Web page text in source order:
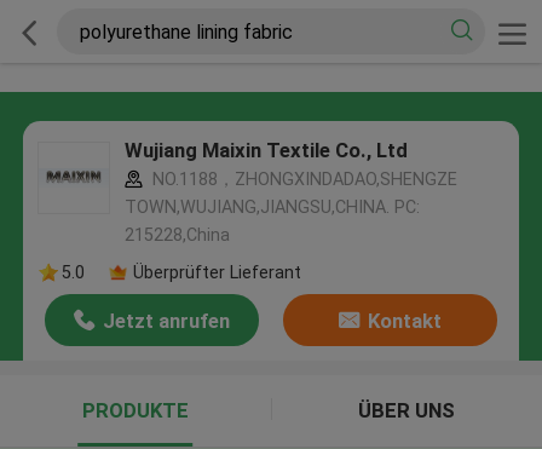
Wujiang Maixin Textile Co., Ltd
NO.1188，ZHONGXINDADAO,SHENGZE
TOWN,WUJIANG,JIANGSU,CHINA. PC:
215228,China
5.0
Überprüfter Lieferant
Jetzt anrufen Kontakt
PRODUKTE ÜBER UNS